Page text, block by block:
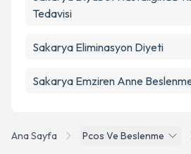
Ana Sayfa Pcos Ve Beslenme
Tedavisi
Sakarya Eliminasyon Diyeti
Sakarya Emziren Anne